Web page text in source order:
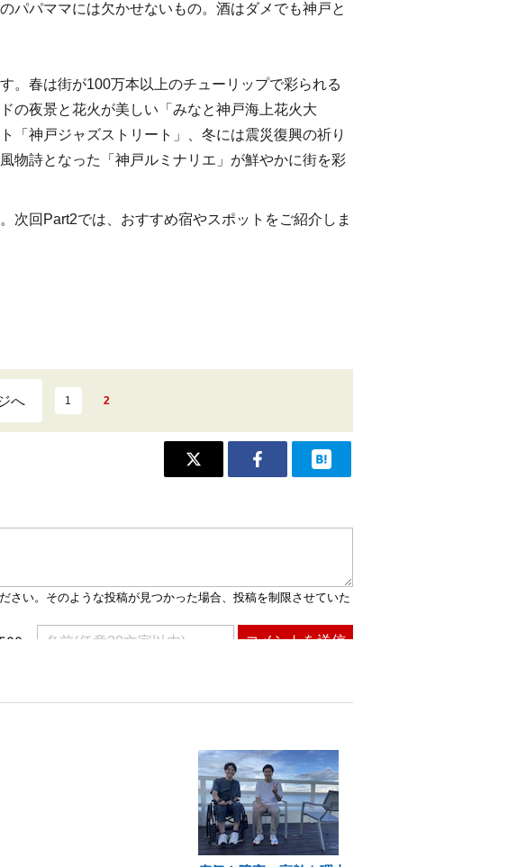
パパママには欠かせないもの。酒はダメでも神戸と
。春は街が100万本以上のチューリップで彩られる
の夜景と花火が美しい「みなと神戸海上花火大
「神戸ジャズストリート」、冬には震災復興の祈り
物詩となった「神戸ルミナリエ」が鮮やかに街を彩
次回Part2では、おすすめ宿やスポットをご紹介しま
へ 1 2